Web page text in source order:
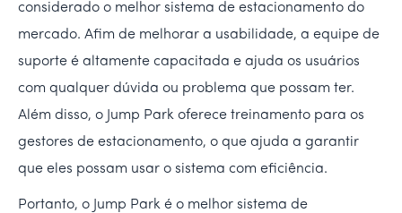
considerado o melhor sistema de estacionamento do
mercado. Afim de melhorar a usabilidade, a equipe de
suporte é altamente capacitada e ajuda os usuários
com qualquer dúvida ou problema que possam ter.
Além disso, o Jump Park oferece treinamento para os
gestores de estacionamento, o que ajuda a garantir
que eles possam usar o sistema com eficiência.
Portanto, o Jump Park é o melhor sistema de